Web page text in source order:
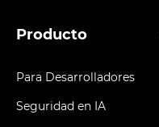
Producto
Para Desarrolladores
Seguridad en IA